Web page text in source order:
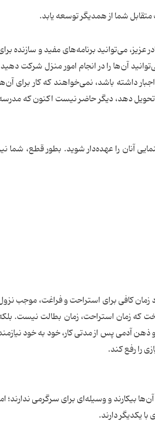
شما از همدیگر توسعه یابد.
عزیز، می‌توانید برنامه‌های مفید و سازنده
آن‌ها را در انجام امور منزل شرکت
داشته باشد، نمی‌خواهند که کار برای
دهد، دیگر حاضر نیست اکنون که
آنان را عهده‌دار شوید. بطور قطع، شما
زمان کافی برای استراحت و فراغت، موجب
که زمان استراحت، زمان بطالت نیست.
آدمی پس از مدتی کار، خود به خود
را رفع کند.
بیکارند و وسیله‌ای برای سرگرمی ندارند؛
یکدیگر دارند.